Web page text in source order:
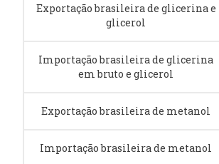
Exportação brasileira de glicerina e
glicerol
Importação brasileira de glicerina
em bruto e glicerol
Exportação brasileira de metanol
Importação brasileira de metanol